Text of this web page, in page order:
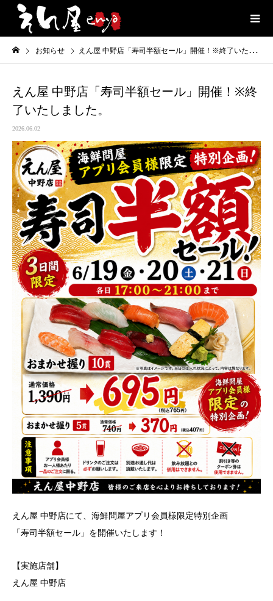
お知らせ えん屋 中野店「寿司半額セール」開催！※終了いたしました。
えん屋 中野店「寿司半額セール」開催！※終
了いたしました。
2026.06.02
えん屋 中野店にて、海鮮問屋アプリ会員様限定特別企画
「寿司半額セール」を開催いたします！
【実施店舗】
えん屋 中野店